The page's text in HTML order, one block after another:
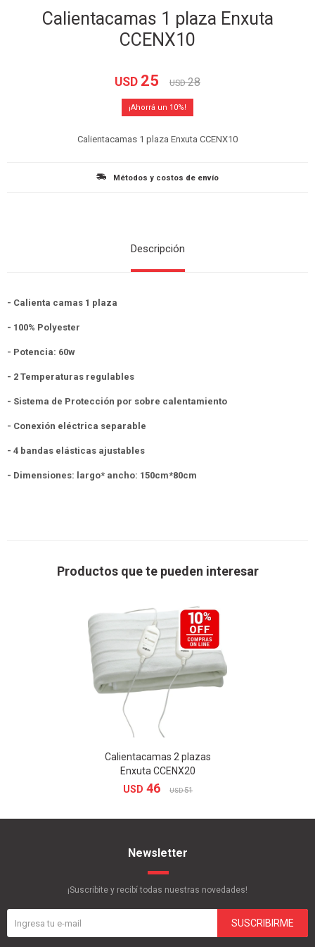
Calientacamas 1 plaza Enxuta
CCENX10
USD 25 USD 28
10
Calientacamas 1 plaza Enxuta CCENX10
Métodos y costos de envío
Descripción
- Calienta camas 1 plaza
- 100% Polyester
- Potencia: 60w
- 2 Temperaturas regulables
- Sistema de Protección por sobre calentamiento
- Conexión eléctrica separable
- 4 bandas elásticas ajustables
- Dimensiones: largo* ancho: 150cm*80cm
Productos que te pueden interesar
Calientacamas 2 plazas
Enxuta CCENX20
USD 46 USD 51
Newsletter
¡Suscribite y recibí todas nuestras novedades!
SUSCRIBIRME